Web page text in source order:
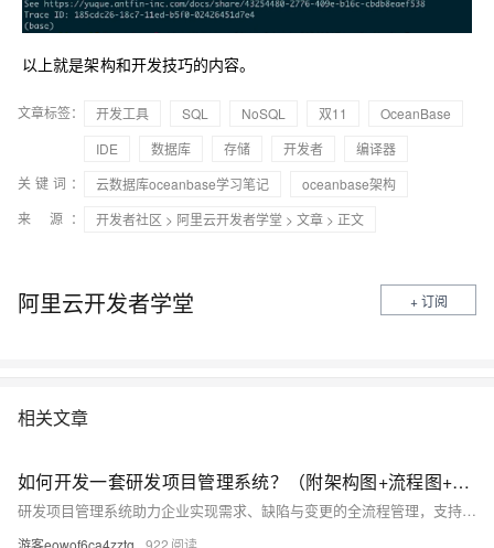
以上就是架构和开发技巧的内容。
文章标签： 开发工具 SQL NoSQL 双11
OceanBase
IDE
数据库 存储 开发者
编译器
关键词：
云数据库oceanbase学习笔记
oceanbase架构
来 源：
开发者社区 > 阿里云开发者学堂 > 文章 > 正文
阿里云开发者学堂 + 订阅
相关文章
如何开发一套研发项目管理系统？（附架构图+流程图+代码参考）
研发项目管理系统助力企业实现需求、缺陷与变更的全流程管理，支持看板可视化、数据化决策与成本优化。系统以MVP模式快速上线，核心功能包括需求看板、缺陷闭环、自动日报及关键指标分析，助力中小企业提升交付效率与协作质量。
游客eowof6ca4zztg 922